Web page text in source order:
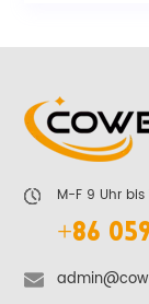
M-F 9 Uhr bis
+86